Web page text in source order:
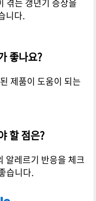
겪는 갱년기 증상을
니다.
좋나요?
제품이 도움이 되는
할 점은?
알레르기 반응을 체크
습니다.